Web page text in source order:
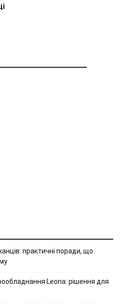
практичні поради, що
Leona: рішення для